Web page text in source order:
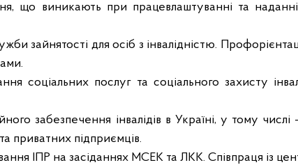
що виникають при працевлаштуванні та
зайнятості для осіб з інвалідністю.
соціальних послуг та соціального захисту
забезпечення інвалідів в Україні, у тому
приватних підприємців.
ІПР на засіданнях МСЕК та ЛКК. Співпраця із